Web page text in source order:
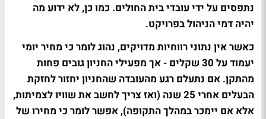
נתפסים על ידי עובדי בית החולים. כמו כן, לא ידוע מה
יהיה דמי הניהול בפרויקט.
כאשר אין נתוני רווחיות מדויקים, נהוג לומר כי מחיר יומי
יעמוד על 30 שקלים - אך מפעילי החניון גובים פחות
מהתקן. אם נתעלם רגע מהעובדה שהחניון יחזור לחזקת
הבעלים אחרי 25 שנה (ואז צריך לחשב את שוויו לצמיתות,
אלא אם יימכר במהלך התקופה), אפשר לומר כי מחירו של